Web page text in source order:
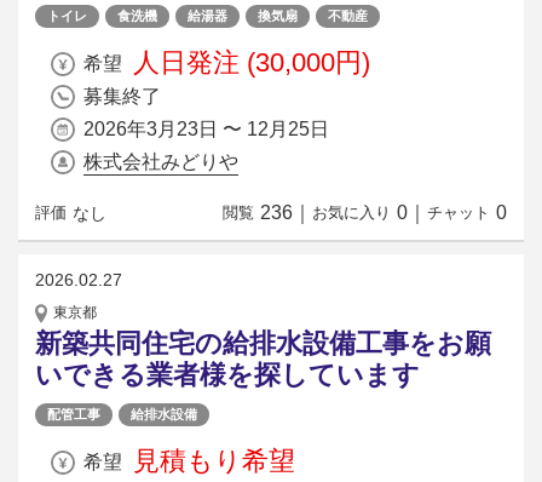
トイレ
食洗機 給湯器 換気扇 不動産
希望 人日発注 (30,000円)
募集終了
2026年3月23日 〜 12月25日
株式会社みどりや
評価 なし 閲覧 236 お気に入り 0 チャット 0
2026.02.27
東京都
新築共同住宅の給排水設備工事をお願
いできる業者様を探しています
配管工事 給排水設備
希望 見積もり希望